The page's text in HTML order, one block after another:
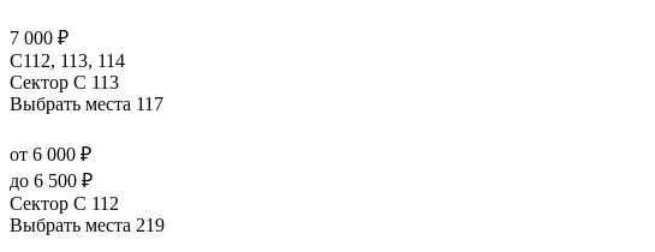
7 000 ₽
С112, 113, 114
Сектор C 113
Выбрать места 117
от 6 000 ₽
до 6 500 ₽
Сектор C 112
Выбрать места 219